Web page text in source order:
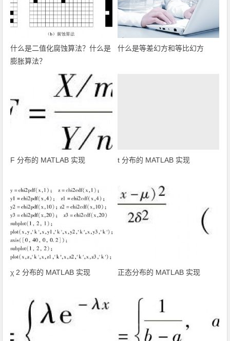
什么是二值化腐蚀算法？什么是
膨胀算法？
什么是等差幻方和等比幻方
F 分布的 MATLAB 实现 t 分布的 MATLAB 实现
χ 2 分布的 MATLAB 实现 正态分布的 MATLAB 实现